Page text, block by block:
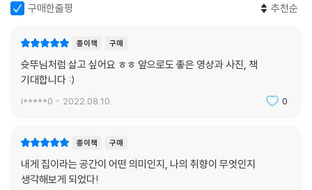
구매한줄평 추천순
종이책 구매
슛뚜님처럼 살고 싶어요 ㅎㅎ 앞으로도 좋은 영상과 사진, 책
기대합니다 :)
i*****0 2022.08.10. 0
종이책 구매
내게 집이라는 공간이 어떤 의미인지, 나의 취향이 무엇인지
생각해보게 되었다!